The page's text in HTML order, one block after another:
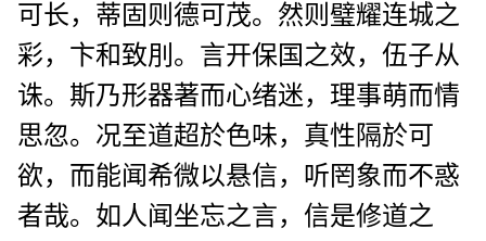
可长，蒂固则德可茂。然则璧耀连城之
彩，卞和致刖。言开保国之效，伍子从
诛。斯乃形器著而心绪迷，理事萌而情
思忽。况至道超於色味，真性隔於可
欲，而能闻希微以悬信，听罔象而不惑
者哉。如人闻坐忘之言，信是修道之